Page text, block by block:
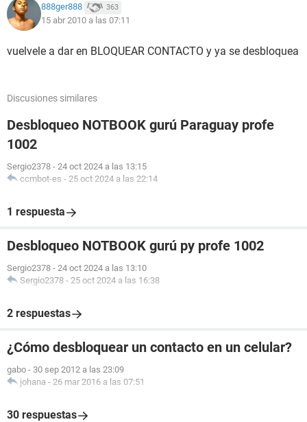
888ger888 363
15 abr 2010 a las 07:11
vuelvele a dar en BLOQUEAR CONTACTO y ya se desbloquea
Discusiones similares
Desbloqueo NOTBOOK gurú Paraguay profe
1002
Sergio2378 - 24 oct 2024 a las 13:15
ccmbot-es - 25 oct 2024 a las 22:14
1 respuesta
Desbloqueo NOTBOOK gurú py profe 1002
Sergio2378 - 24 oct 2024 a las 13:10
Sergio2378 - 25 oct 2024 a las 16:38
2 respuestas
¿Cómo desbloquear un contacto en un celular?
gabo - 30 sep 2012 a las 23:09
johana - 26 mar 2016 a las 07:51
30 respuestas